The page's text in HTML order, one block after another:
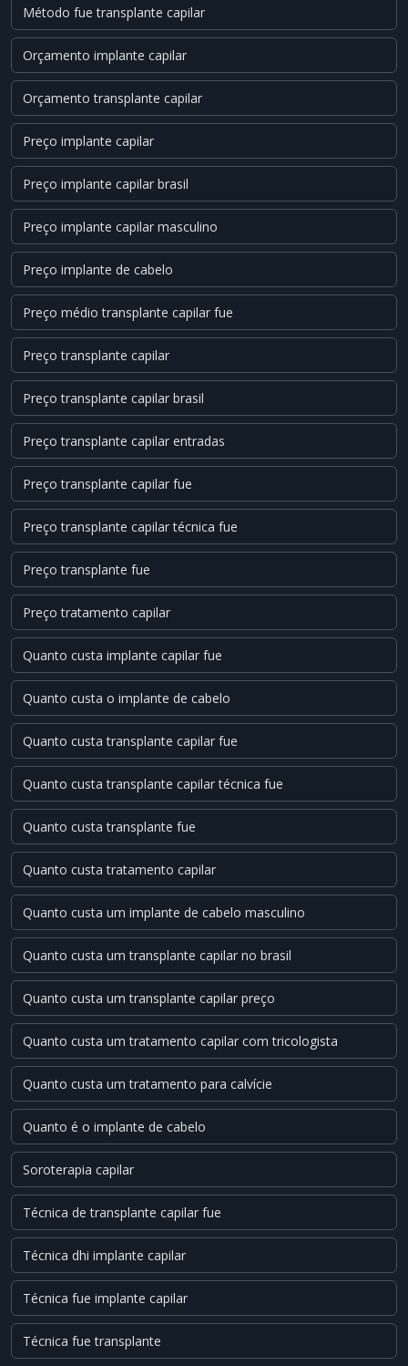
Método fue transplante capilar
Orçamento implante capilar
Orçamento transplante capilar
Preço implante capilar
Preço implante capilar brasil
Preço implante capilar masculino
Preço implante de cabelo
Preço médio transplante capilar fue
Preço transplante capilar
Preço transplante capilar brasil
Preço transplante capilar entradas
Preço transplante capilar fue
Preço transplante capilar técnica fue
Preço transplante fue
Preço tratamento capilar
Quanto custa implante capilar fue
Quanto custa o implante de cabelo
Quanto custa transplante capilar fue
Quanto custa transplante capilar técnica fue
Quanto custa transplante fue
Quanto custa tratamento capilar
Quanto custa um implante de cabelo masculino
Quanto custa um transplante capilar no brasil
Quanto custa um transplante capilar preço
Quanto custa um tratamento capilar com tricologista
Quanto custa um tratamento para calvície
Quanto é o implante de cabelo
Soroterapia capilar
Técnica de transplante capilar fue
Técnica dhi implante capilar
Técnica fue implante capilar
Técnica fue transplante